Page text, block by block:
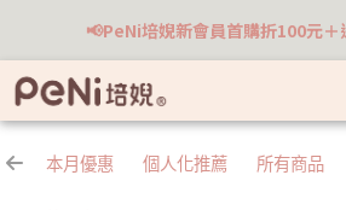
培婗高品質母嬰用品
📢PeNi培婗新會員首購折100元＋
本月優惠 個人化推薦 所有商品